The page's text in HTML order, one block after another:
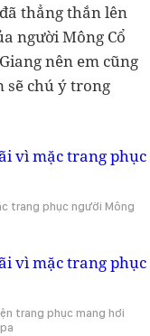
thẳng thắn lên
người Mông Cổ
nên em cũng
sẽ chú ý trong
trang phục người Mông
trang phục mang hơi